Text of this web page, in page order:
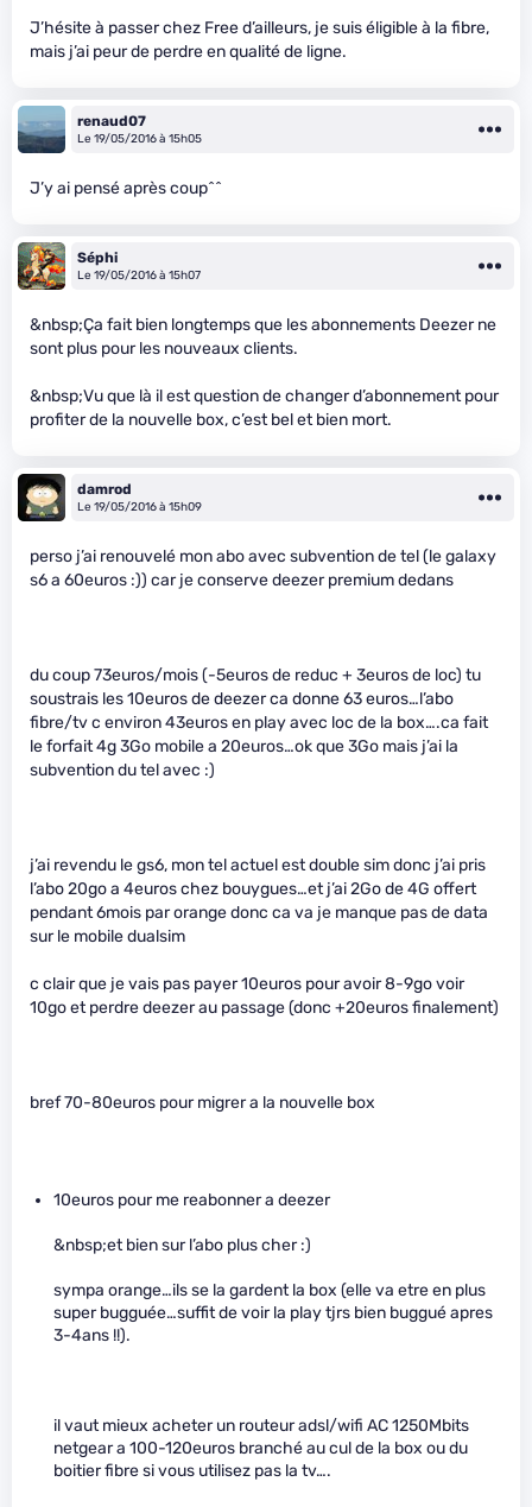
J’hésite à passer chez Free d’ailleurs, je suis éligible à la fibre,
mais j’ai peur de perdre en qualité de ligne.
renaud07
Le 19/05/2016 à 15h05
J’y ai pensé après coup^^
Séphi
Le 19/05/2016 à 15h07
&nbsp;Ça fait bien longtemps que les abonnements Deezer ne
sont plus pour les nouveaux clients.
&nbsp;Vu que là il est question de changer d’abonnement pour
profiter de la nouvelle box, c’est bel et bien mort.
damrod
Le 19/05/2016 à 15h09
perso j’ai renouvelé mon abo avec subvention de tel (le galaxy
s6 a 60euros :)) car je conserve deezer premium dedans
du coup 73euros/mois (-5euros de reduc + 3euros de loc) tu
soustrais les 10euros de deezer ca donne 63 euros…l’abo
fibre/tv c environ 43euros en play avec loc de la box….ca fait
le forfait 4g 3Go mobile a 20euros…ok que 3Go mais j’ai la
subvention du tel avec :)
j’ai revendu le gs6, mon tel actuel est double sim donc j’ai pris
l’abo 20go a 4euros chez bouygues…et j’ai 2Go de 4G offert
pendant 6mois par orange donc ca va je manque pas de data
sur le mobile dualsim
c clair que je vais pas payer 10euros pour avoir 8-9go voir
10go et perdre deezer au passage (donc +20euros finalement)
bref 70-80euros pour migrer a la nouvelle box
10euros pour me reabonner a deezer
&nbsp;et bien sur l’abo plus cher :)
sympa orange…ils se la gardent la box (elle va etre en plus
super bugguée…suffit de voir la play tjrs bien buggué apres
3-4ans !!).
il vaut mieux acheter un routeur adsl/wifi AC 1250Mbits
netgear a 100-120euros branché au cul de la box ou du
boitier fibre si vous utilisez pas la tv….